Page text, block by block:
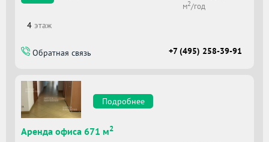
м2/год
4 этаж
Обратная связь +7 (495) 258-39-91
Подробнее
Аренда офиса 671 м2